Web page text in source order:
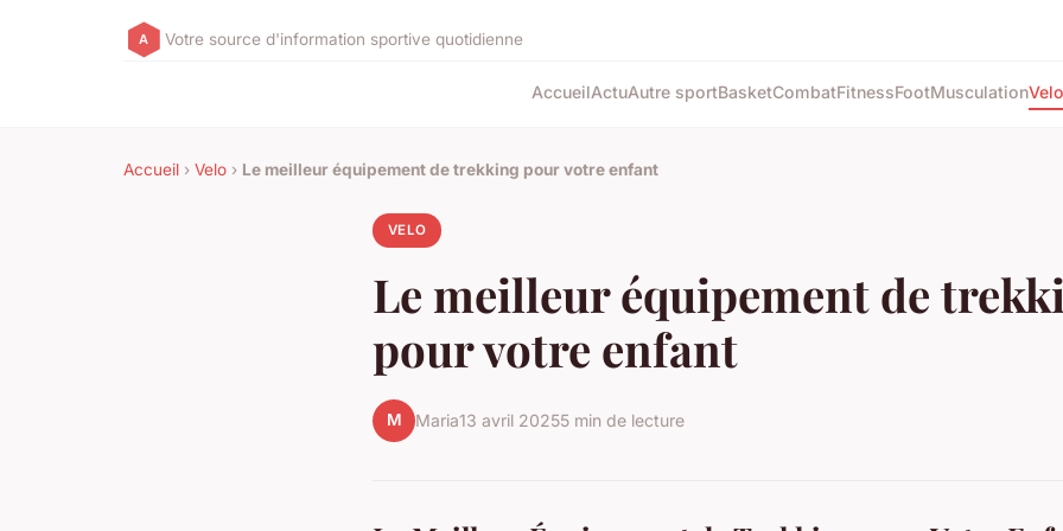
Votre source d'information sportive quotidienne
AccueilActuAutre sportBasketCombatFitnessFootMusculationVelo
Accueil › Velo › Le meilleur équipement de trekking pour votre enfant
VELO
Le meilleur équipement de
pour votre enfant
M Maria13 avril 20255 min de lecture